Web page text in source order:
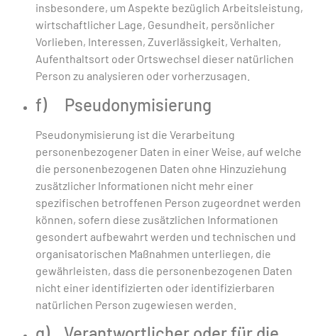
insbesondere, um Aspekte bezüglich Arbeitsleistung,
wirtschaftlicher Lage, Gesundheit, persönlicher
Vorlieben, Interessen, Zuverlässigkeit, Verhalten,
Aufenthaltsort oder Ortswechsel dieser natürlichen
Person zu analysieren oder vorherzusagen.
f) Pseudonymisierung
Pseudonymisierung ist die Verarbeitung
personenbezogener Daten in einer Weise, auf welche
die personenbezogenen Daten ohne Hinzuziehung
zusätzlicher Informationen nicht mehr einer
spezifischen betroffenen Person zugeordnet werden
können, sofern diese zusätzlichen Informationen
gesondert aufbewahrt werden und technischen und
organisatorischen Maßnahmen unterliegen, die
gewährleisten, dass die personenbezogenen Daten
nicht einer identifizierten oder identifizierbaren
natürlichen Person zugewiesen werden.